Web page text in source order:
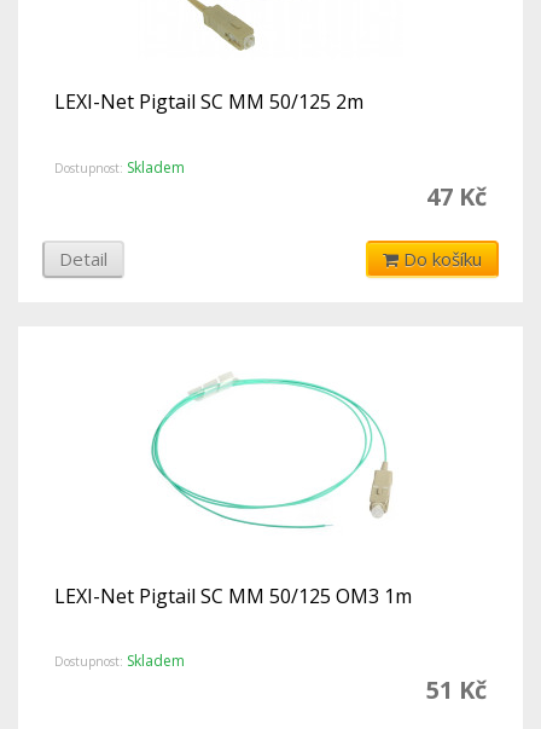
LEXI-Net Pigtail SC MM 50/125 2m
Dostupnost: Skladem
47 Kč
Detail Do košíku
LEXI-Net Pigtail SC MM 50/125 OM3 1m
Dostupnost: Skladem
51 Kč